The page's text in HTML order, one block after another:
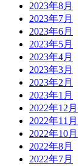
2023年8月
2023年7月
2023年6月
2023年5月
2023年4月
2023年3月
2023年2月
2023年1月
2022年12月
2022年11月
2022年10月
2022年8月
2022年7月